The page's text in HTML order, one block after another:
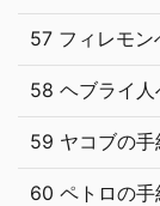
57 フィレモン
58 ヘブライ人
59 ヤコブの手
60 ペトロの手